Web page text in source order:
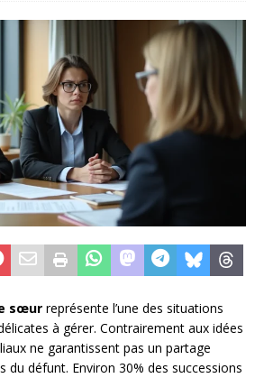
sœur représente l’une des situations
à gérer. Contrairement aux idées
ne garantissent pas un partage
du défunt. Environ 30% des successions